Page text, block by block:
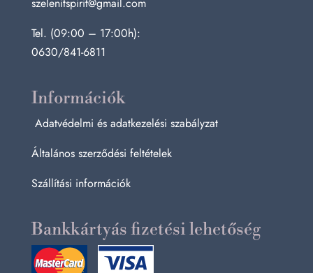
Tel. (09:00 – 17:00h):
0630/841-6811
Információk
Adatvédelmi és adatkezelési szabályzat
Általános szerződési feltételek
Szállítási információk
Bankkártyás fizetési lehetőség